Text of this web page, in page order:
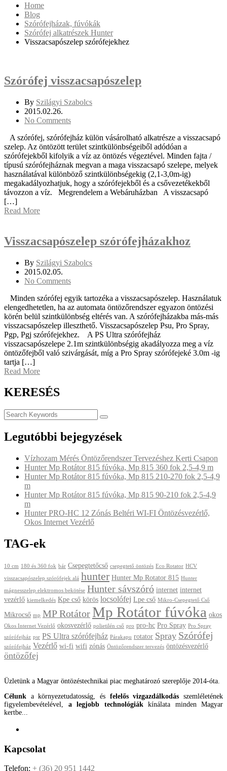
Home
Blog
Szórófejházak, fúvókák
Szórófej alkatrészek Hunter
Visszacsapószelep szórófejekhez
Szórófej visszacsapószelep
By Szilágyi Szabolcs
2015.02.26.
No Comments
A szórófej, szórófejház külön vásárolható alkatrésze a visszacsapó
szelep. Az öntözött terület szintkülönbségeiből adódóan a
szórófejekből kifolyik a víz az öntözés végeztével. Minden fajta /
típusú szórófejháznak megvan a maga visszacsapó szelepe, melyek
használatával különböző szintkülönbségekig (2,1-3,0m-ig)
megakadályozhatjuk, hogy a szórófejekből és a csővezetékekből
távozzon a víz. Megrendelem a Webáruházban A visszacsapó
[…]
Read More
Visszacsapószelep szórófejházakhoz
By Szilágyi Szabolcs
2015.02.05.
No Comments
Minden szórófej egyik tartozéka a visszacsapószelep. Használatuk
elengedhetetlen, ha az automata öntözőrendszer egyazon öntözési
körén belül szintkülönbség eltérés van. A szórófejházakba más-más
visszacsapószelep illeszthető. Visszacsapószelep Psu, Pro Spray,
Pgp, Pgj szórófejekhez. A PS Ultra szórófejház
visszacsapószelepe 2.1m szintkülönbségig akadályozza meg a víz
öntözőfejből való szivárgását, míg a Pro Spray szórófejeké 3.0m -ig
tartja […]
Read More
KERESÉS
Legutóbbi bejegyzések
Vízhozam Mérés Öntözőrendszer Tervezéshez Kerti Csapon
Hunter Mp Rotátor 815 fúvóka, Mp 815 360 fok 2,5-4,9 m
Hunter Mp Rotátor 815 fúvóka, Mp 815 210-270 fok 2,5-4,9
m
Hunter Mp Rotátor 815 fúvóka, Mp 815 90-210 fok 2,5-4,9
m
Hunter PRO-HC 12 Zónás Beltéri WI-FI Öntözésvezérlő,
Okos Internet Vezérlő
TAG-ek
10 cm 180 és 360 fok bár Csepegtetőcső csepegtető öntözés Eco Rotator HCV
visszacsapószelep szórófejek alá hunter Hunter Mp Rotator 815 Hunter
mágnesszelep elektromos bekötése Hunter sávszóró internet internet
vezérlő kiemelkedés Kpe cső körös locsolófej Lpe cső Mikro-Csepegtető Cső
Mikrocső mp MP Rotátor Mp Rotátor fúvóka okos
Okos Internet Vezérlő okosvezérlő polietilén cső pro pro-hc Pro Spray Pro Spray
szórófejház psr PS Ultra szórófejház Párakapu rotator Spray Szórófej
szórófejház Vezérlő wi-fi wifi zónás Öntözőrendszer tervezés öntözésvezérlő
öntözőfej
Üzletünk a Magyar öntözéstechnikai piac meghatározó szereplője 2014-óta.
Célunk a környezetudatosság, és felelős vizgazdálkodás szemléletének
figyelembevételével, a legjobb technológiákkínálata minden Magyar
kertbe...
Kapcsolat
Telefon: + (36) 20 951 1442